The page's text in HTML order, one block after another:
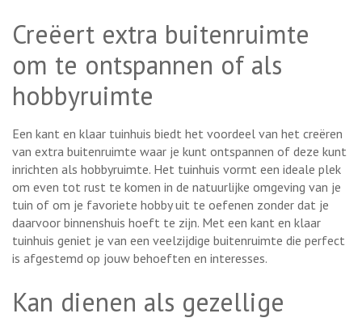
Creëert extra buitenruimte
om te ontspannen of als
hobbyruimte
Een kant en klaar tuinhuis biedt het voordeel van het creëren
van extra buitenruimte waar je kunt ontspannen of deze kunt
inrichten als hobbyruimte. Het tuinhuis vormt een ideale plek
om even tot rust te komen in de natuurlijke omgeving van je
tuin of om je favoriete hobby uit te oefenen zonder dat je
daarvoor binnenshuis hoeft te zijn. Met een kant en klaar
tuinhuis geniet je van een veelzijdige buitenruimte die perfect
is afgestemd op jouw behoeften en interesses.
Kan dienen als gezellige